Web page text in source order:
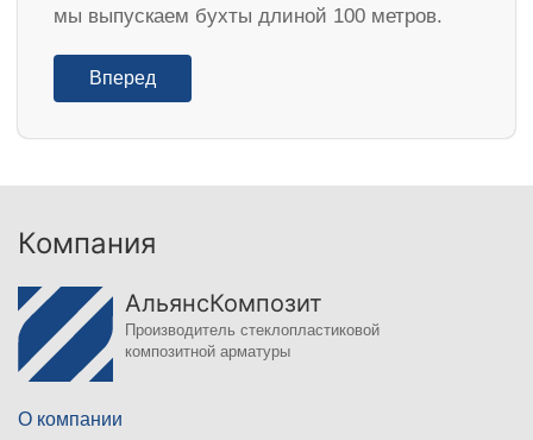
мы выпускаем бухты длиной 100 метров.
Вперед
Компания
АльянсКомпозит
Производитель стеклопластиковой
композитной арматуры
О компании